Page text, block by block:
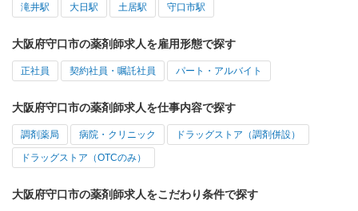
滝井駅 大日駅 土居駅 守口市駅
大阪府守口市の薬剤師求人を雇用形態で探す
正社員 契約社員・嘱託社員 パート・アルバイト
大阪府守口市の薬剤師求人を仕事内容で探す
調剤薬局 病院・クリニック ドラッグストア（調剤併設）
ドラッグストア（OTCのみ）
大阪府守口市の薬剤師求人をこだわり条件で探す